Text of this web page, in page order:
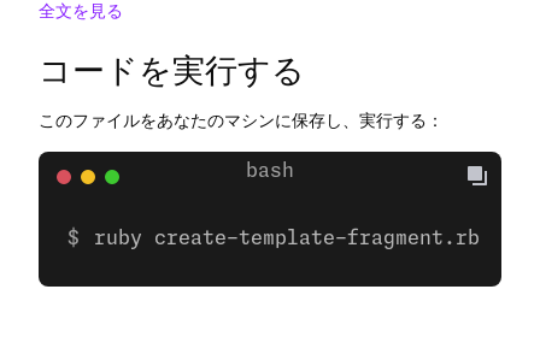
全文を見る
コードを実行する
このファイルをあなたのマシンに保存し、実行する：
ruby create-template-fragment.rb